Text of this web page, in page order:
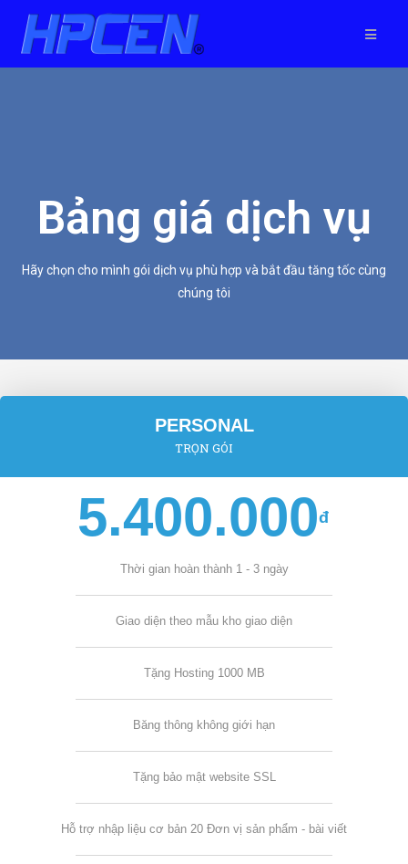
Bảng giá dịch vụ
Hãy chọn cho mình gói dịch vụ phù hợp và bắt đầu tăng tốc cùng
chúng tôi
PERSONAL
TRỌN GÓI
5.400.000đ
Thời gian hoàn thành 1 - 3 ngày
Giao diện theo mẫu kho giao diện
Tặng Hosting 1000 MB
Băng thông không giới hạn
Tặng bảo mật website SSL
Hỗ trợ nhập liệu cơ bản 20 Đơn vị sản phẩm - bài viết